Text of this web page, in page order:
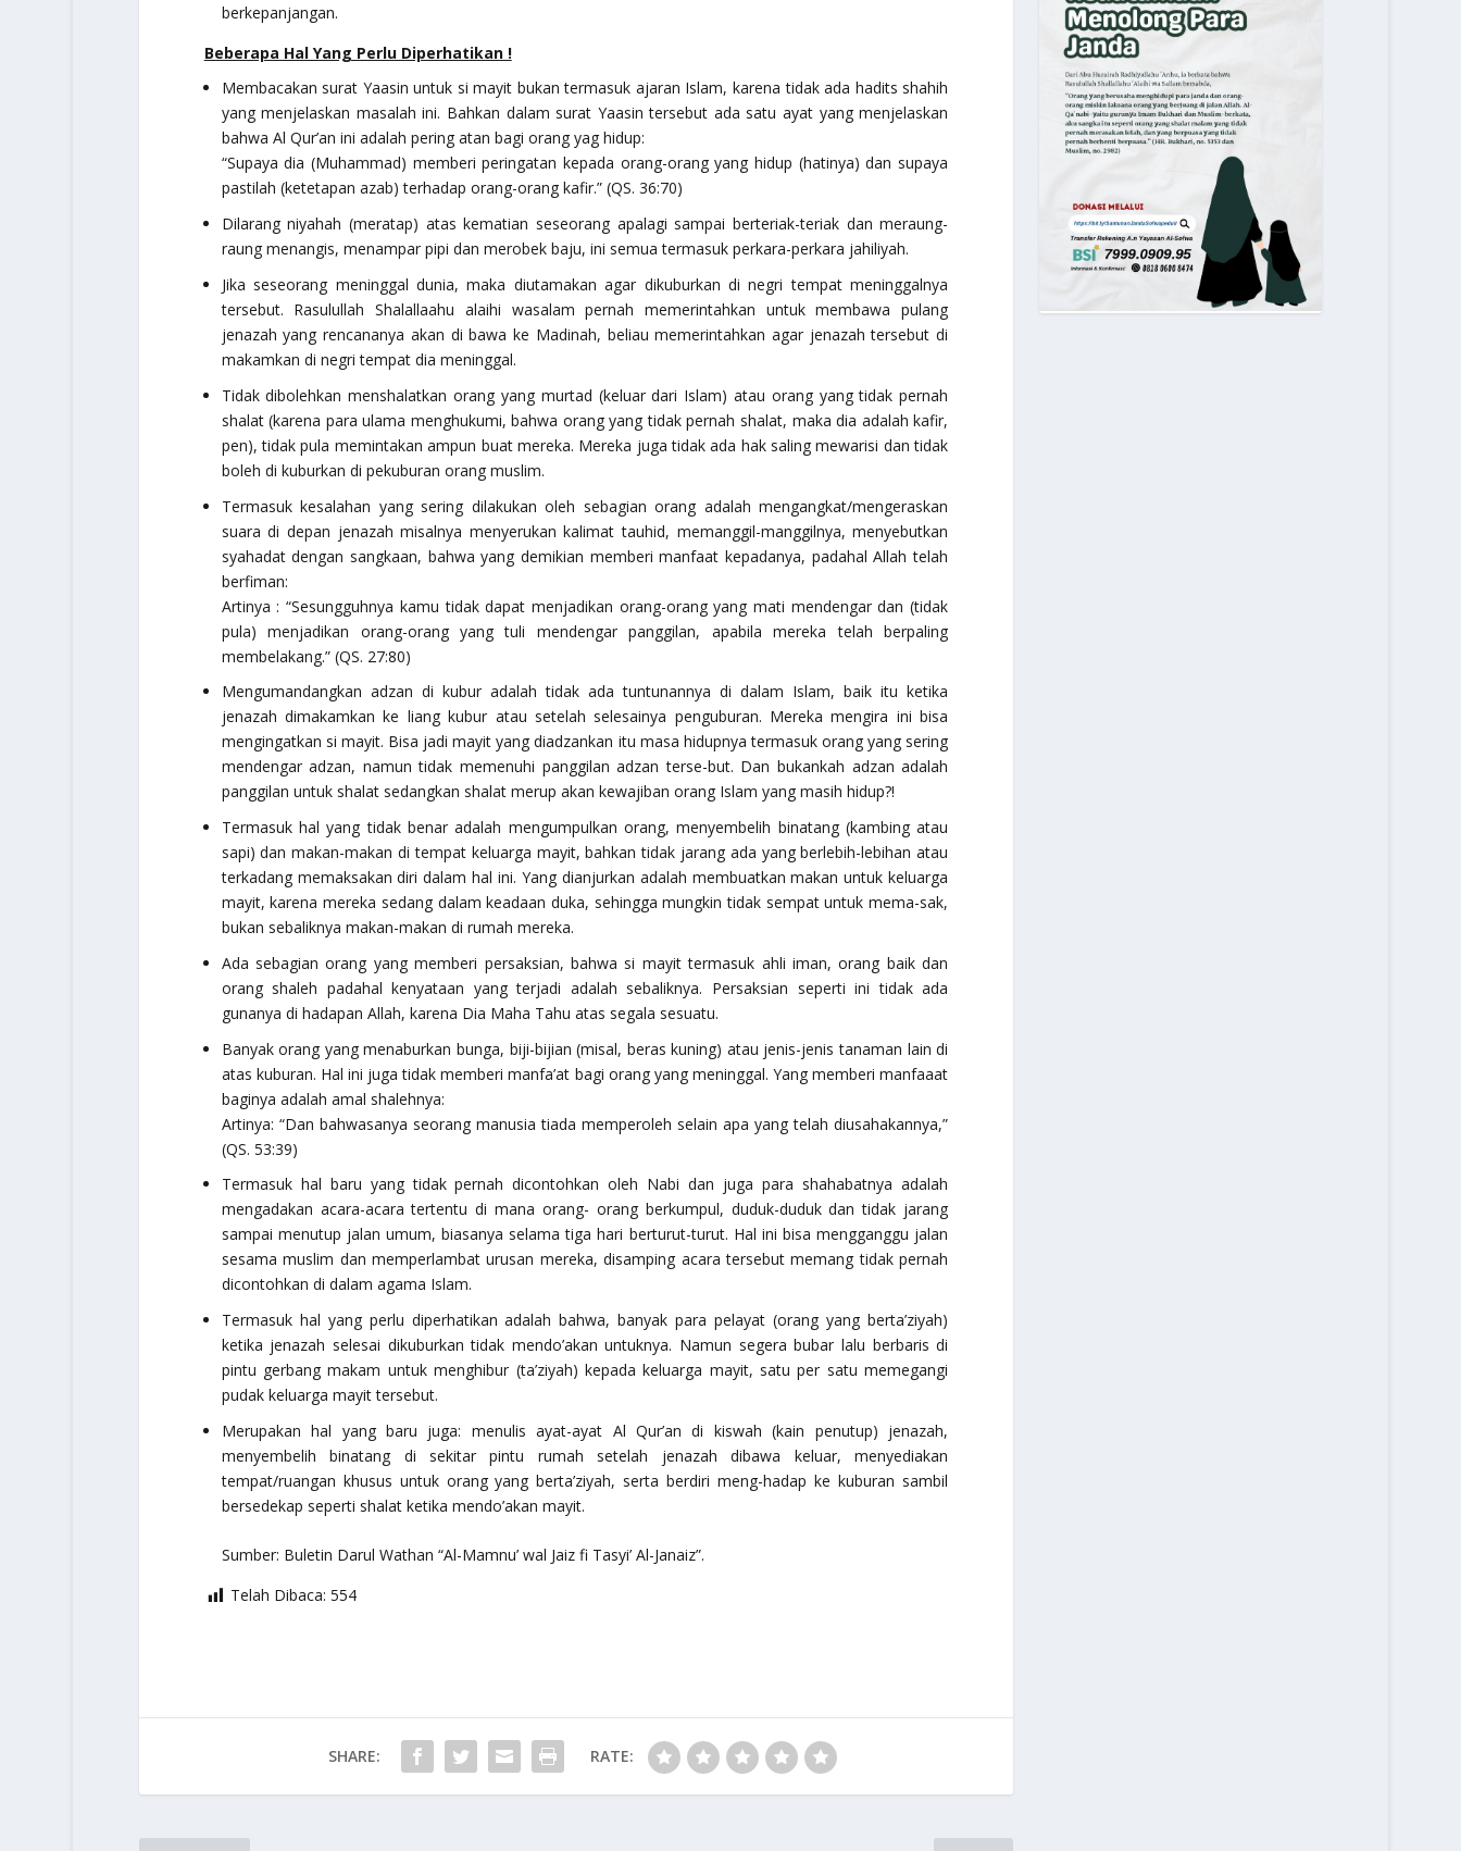
berkepanjangan.
Beberapa Hal Yang Perlu Diperhatikan !
Membacakan surat Yaasin untuk si mayit bukan termasuk ajaran Islam, karena tidak ada hadits shahih
yang menjelaskan masalah ini. Bahkan dalam surat Yaasin tersebut ada satu ayat yang menjelaskan
bahwa Al Qur’an ini adalah pering atan bagi orang yag hidup:
“Supaya dia (Muhammad) memberi peringatan kepada orang-orang yang hidup (hatinya) dan supaya
pastilah (ketetapan azab) terhadap orang-orang kafir.”(QS. 36:70)
Dilarang niyahah (meratap) atas kematian seseorang apalagi sampai berteriak-teriak dan meraung-
raung menangis, menampar pipi dan merobek baju, ini semua termasuk perkara-perkara jahiliyah.
Jika seseorang meninggal dunia, maka diutamakan agar dikuburkan di negri tempat meninggalnya
tersebut. Rasulullah Shalallaahu alaihi wasalam pernah memerintahkan untuk membawa pulang
jenazah yang rencananya akan di bawa ke Madinah, beliau memerintahkan agar jenazah tersebut di
makamkan di negri tempat dia meninggal.
Tidak dibolehkan menshalatkan orang yang murtad (keluar dari Islam) atau orang yang tidak pernah
shalat (karena para ulama menghukumi, bahwa orang yang tidak pernah shalat, maka dia adalah kafir,
pen), tidak pula memintakan ampun buat mereka. Mereka juga tidak ada hak saling mewarisi dan tidak
boleh di kuburkan di pekuburan orang muslim.
Termasuk kesalahan yang sering dilakukan oleh sebagian orang adalah mengangkat/mengeraskan
suara di depan jenazah misalnya menyerukan kalimat tauhid, memanggil-manggilnya, menyebutkan
syahadat dengan sangkaan, bahwa yang demikian memberi manfaat kepadanya, padahal Allah telah
berfiman:
Artinya :“Sesungguhnya kamu tidak dapat menjadikan orang-orang yang mati mendengar dan (tidak
pula) menjadikan orang-orang yang tuli mendengar panggilan, apabila mereka telah berpaling
membelakang.”(QS. 27:80)
Mengumandangkan adzan di kubur adalah tidak ada tuntunannya di dalam Islam, baik itu ketika
jenazah dimakamkan ke liang kubur atau setelah selesainya penguburan. Mereka mengira ini bisa
mengingatkan si mayit. Bisa jadi mayit yang diadzankan itu masa hidupnya termasuk orang yang sering
mendengar adzan, namun tidak memenuhi panggilan adzan terse-but. Dan bukankah adzan adalah
panggilan untuk shalat sedangkan shalat merup akan kewajiban orang Islam yang masih hidup?!
Termasuk hal yang tidak benar adalah mengumpulkan orang, menyembelih binatang (kambing atau
sapi) dan makan-makan di tempat keluarga mayit, bahkan tidak jarang ada yang berlebih-lebihan atau
terkadang memaksakan diri dalam hal ini. Yang dianjurkan adalah membuatkan makan untuk keluarga
mayit, karena mereka sedang dalam keadaan duka, sehingga mungkin tidak sempat untuk mema-sak,
bukan sebaliknya makan-makan di rumah mereka.
Ada sebagian orang yang memberi persaksian, bahwa si mayit termasuk ahli iman, orang baik dan
orang shaleh padahal kenyataan yang terjadi adalah sebaliknya. Persaksian seperti ini tidak ada
gunanya di hadapan Allah, karena Dia Maha Tahu atas segala sesuatu.
Banyak orang yang menaburkan bunga, biji-bijian (misal, beras kuning) atau jenis-jenis tanaman lain di
atas kuburan. Hal ini juga tidak memberi manfa’at bagi orang yang meninggal. Yang memberi manfaaat
baginya adalah amal shalehnya:
Artinya: “Dan bahwasanya seorang manusia tiada memperoleh selain apa yang telah diusahakannya,”
(QS. 53:39)
Termasuk hal baru yang tidak pernah dicontohkan oleh Nabi dan juga para shahabatnya adalah
mengadakan acara-acara tertentu di mana orang- orang berkumpul, duduk-duduk dan tidak jarang
sampai menutup jalan umum, biasanya selama tiga hari berturut-turut. Hal ini bisa mengganggu jalan
sesama muslim dan memperlambat urusan mereka, disamping acara tersebut memang tidak pernah
dicontohkan di dalam agama Islam.
Termasuk hal yang perlu diperhatikan adalah bahwa, banyak para pelayat (orang yang berta’ziyah)
ketika jenazah selesai dikuburkan tidak mendo’akan untuknya. Namun segera bubar lalu berbaris di
pintu gerbang makam untuk menghibur (ta’ziyah) kepada keluarga mayit, satu per satu memegangi
pudak keluarga mayit tersebut.
Merupakan hal yang baru juga: menulis ayat-ayat Al Qur’an di kiswah (kain penutup) jenazah,
menyembelih binatang di sekitar pintu rumah setelah jenazah dibawa keluar, menyediakan
tempat/ruangan khusus untuk orang yang berta’ziyah, serta berdiri meng-hadap ke kuburan sambil
bersedekap seperti shalat ketika mendo’akan mayit.
Sumber: Buletin Darul Wathan “Al-Mamnu’ wal Jaiz fi Tasyi’ Al-Janaiz”.
Telah Dibaca: 554
SHARE: RATE: